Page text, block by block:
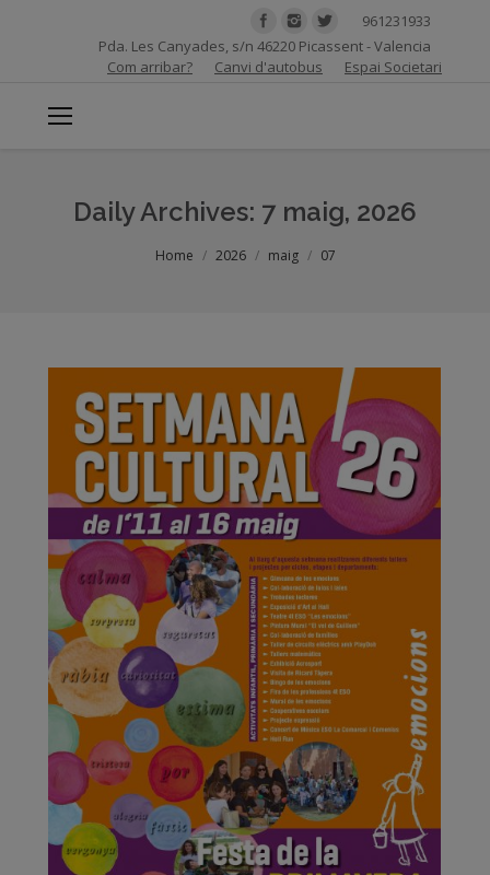
961231933
Pda. Les Canyades, s/n 46220 Picassent - Valencia
Com arribar?
Canvi d'autobus Espai Societari
Daily Archives: 7 maig, 2026
Home 2026 maig 07